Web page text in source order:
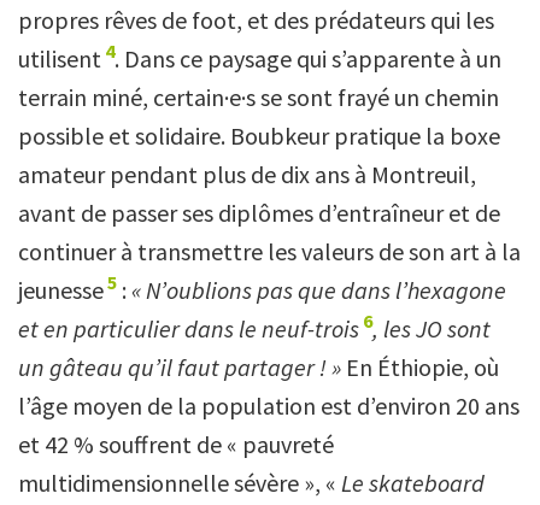
propres rêves de foot, et des prédateurs qui les
utilisent 4. Dans ce paysage qui s’apparente à un
terrain miné, certain·e·s se sont frayé un chemin
possible et solidaire. Boubkeur pratique la boxe
amateur pendant plus de dix ans à Montreuil,
avant de passer ses diplômes d’entraîneur et de
continuer à transmettre les valeurs de son art à la
jeunesse5 : « N’oublions pas que dans l’hexagone
et en particulier dans le neuf-trois 6, les JO sont
un gâteau qu’il faut partager ! » En Éthiopie, où
l’âge moyen de la population est d’environ 20 ans
et 42 % souffrent de « pauvreté
multidimensionnelle sévère », « Le skateboard